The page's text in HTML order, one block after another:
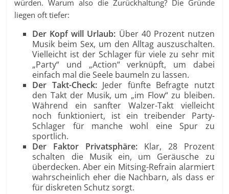
würden. Warum also die Zurückhaltung? Die Gründe
liegen oft tiefer:
Der Kopf will Urlaub: Über 40 Prozent nutzen
Musik beim Sex, um den Alltag auszuschalten.
Vielleicht ist der Schlager für viele zu sehr mit
„Party“ und „Action“ verknüpft, um dabei
einfach mal die Seele baumeln zu lassen.
Der Takt-Check:Jeder fünfte Befragte nutzt
den Takt der Musik, um „im Flow“ zu bleiben.
Während ein sanfter Walzer-Takt vielleicht
noch funktioniert, ist ein treibender Party-
Schlager für manche wohl eine Spur zu
sportlich.
Der Faktor Privatsphäre: Klar, 28 Prozent
schalten die Musik ein, um Geräusche zu
überdecken. Aber ein Mitsing-Refrain alarmiert
wahrscheinlich eher die Nachbarn, als dass er
für diskreten Schutz sorgt.